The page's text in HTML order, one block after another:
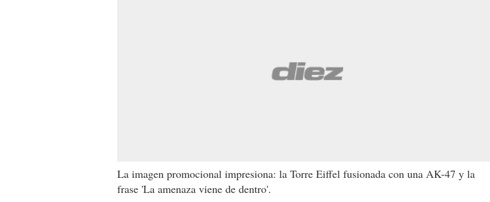
La imagen promocional impresiona: la Torre Eiffel fusionada con una AK-47 y la
frase 'La amenaza viene de dentro'.